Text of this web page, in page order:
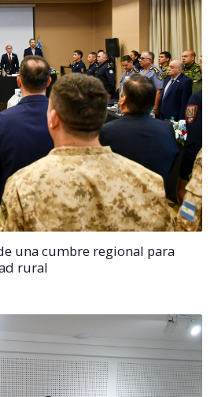
una cumbre regional para
rural